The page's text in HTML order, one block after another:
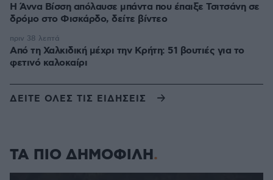
Η Άννα Βίσση απόλαυσε μπάντα που έπαιξε Τσιτσάνη σε
δρόμο στο Φισκάρδο, δείτε βίντεο
Από τη Χαλκιδική μέχρι την Κρήτη: 51 βουτιές για το
φετινό καλοκαίρι
πριν 38 λεπτά
ΔΕΙΤΕ ΟΛΕΣ ΤΙΣ ΕΙΔΗΣΕΙΣ
ΤΑ ΠΙΟ ΔΗΜΟΦΙΛΗ